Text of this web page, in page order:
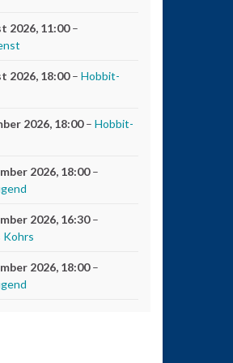
2026, 11:00–
2026, 18:00– Hobbit-
2026, 18:00– Hobbit-
2026, 18:00–
2026, 16:30–
Kohrs
2026, 18:00–